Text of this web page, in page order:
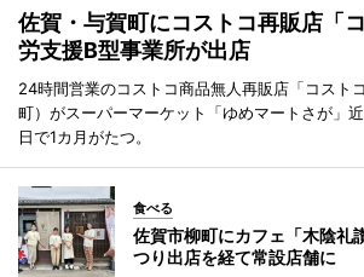
佐賀・与賀町にコストコ再販店「
労支援B型事業所が出店
24時間営業のコストコ商品無人再販店「コスト
町）がスーパーマーケット「ゆめマートさが」
日で1カ月がたつ。
食べる
佐賀市柳町にカフェ「木陰
つり出店を経て常設店舗に